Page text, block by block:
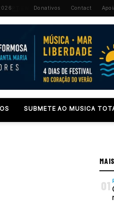
Donativos Contact
SUBMETE AO MUSICA
01